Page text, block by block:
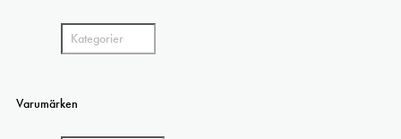
kan
väljas
Varumärken